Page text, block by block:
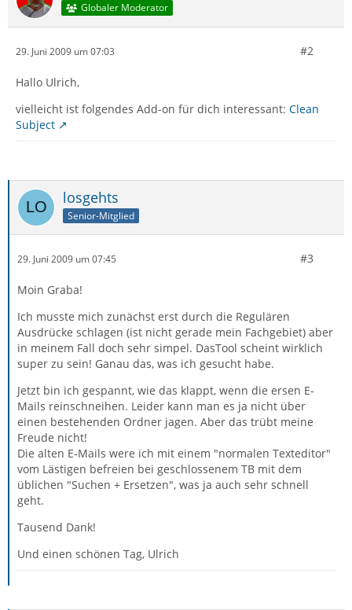
Globaler Moderator
29. Juni 2009 um 07:03 #2
Hallo Ulrich,
vielleicht ist folgendes Add-on für dich interessant: Clean
Subject
losgehts
Senior-Mitglied
29. Juni 2009 um 07:45 #3
Moin Graba!
Ich musste mich zunächst erst durch die Regulären
Ausdrücke schlagen (ist nicht gerade mein Fachgebiet) aber
in meinem Fall doch sehr simpel. DasTool scheint wirklich
super zu sein! Ganau das, was ich gesucht habe.
Jetzt bin ich gespannt, wie das klappt, wenn die ersen E-
Mails reinschneihen. Leider kann man es ja nicht über
einen bestehenden Ordner jagen. Aber das trübt meine
Freude nicht!
Die alten E-Mails were ich mit einem "normalen Texteditor"
vom Lästigen befreien bei geschlossenem TB mit dem
üblichen "Suchen + Ersetzen", was ja auch sehr schnell
geht.
Tausend Dank!
Und einen schönen Tag, Ulrich